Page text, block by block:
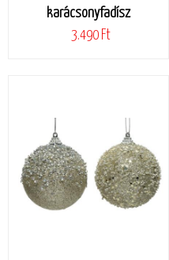
karácsonyfadísz
3.490 Ft